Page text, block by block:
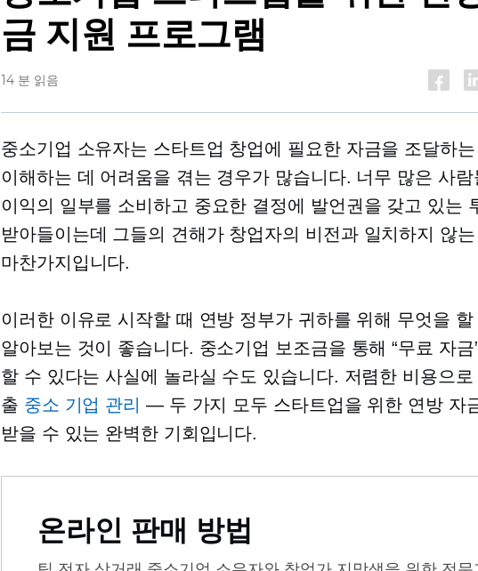
금 지원 프로그램
14 분 읽음
중소기업 소유자는 스타트업 창업에 필요한 자금을 조달하
이해하는 데 어려움을 겪는 경우가 많습니다. 너무 많은 사
이익의 일부를 소비하고 중요한 결정에 발언권을 갖고 있는
받아들이는데 그들의 견해가 창업자의 비전과 일치하지 않
마찬가지입니다.
이러한 이유로 시작할 때 연방 정부가 귀하를 위해 무엇을 할
알아보는 것이 좋습니다. 중소기업 보조금을 통해 “무료 자금
할 수 있다는 사실에 놀라실 수도 있습니다. 저렴한 비용으로
출 중소 기업 관리 — 두 가지 모두 스타트업을 위한 연방 자
받을 수 있는 완벽한 기회입니다.
온라인 판매 방법